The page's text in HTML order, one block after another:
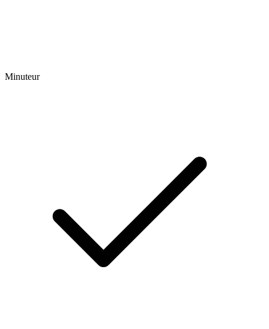
Minuteur